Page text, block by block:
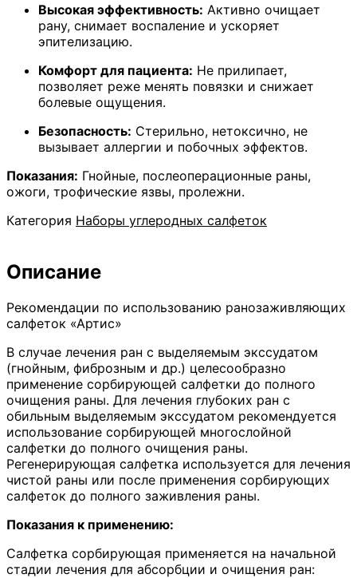
Высокая эффективность: Активно очищает
рану, снимает воспаление и ускоряет
эпителизацию.
Комфорт для пациента: Не прилипает,
позволяет реже менять повязки и снижает
болевые ощущения.
Безопасность: Стерильно, нетоксично, не
вызывает аллергии и побочных эффектов.
Показания: Гнойные, послеоперационные раны,
ожоги, трофические язвы, пролежни.
Категория Наборы углеродных салфеток
Описание
Рекомендации по использованию ранозаживляющих
салфеток «Артис»
В случае лечения ран с выделяемым экссудатом
(гнойным, фиброзным и др.) целесообразно
применение сорбирующей салфетки до полного
очищения раны. Для лечения глубоких ран с
обильным выделяемым экссудатом рекомендуется
использование сорбирующей многослойной
салфетки до полного очищения раны.
Регенерирующая салфетка используется для лечения
чистой раны или после применения сорбирующих
салфеток до полного заживления раны.
Показания к применению:
Салфетка сорбирующая применяется на начальной
стадии лечения для абсорбции и очищения ран: